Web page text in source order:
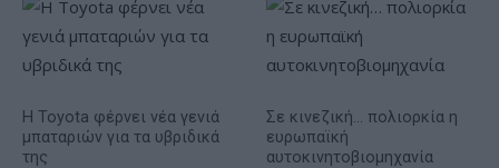
Η Toyota φέρνει νέα γενιά
μπαταριών για τα υβριδικά
της
Σε κινεζική… πολιορκία η
ευρωπαϊκή
αυτοκινητοβιομηχανία